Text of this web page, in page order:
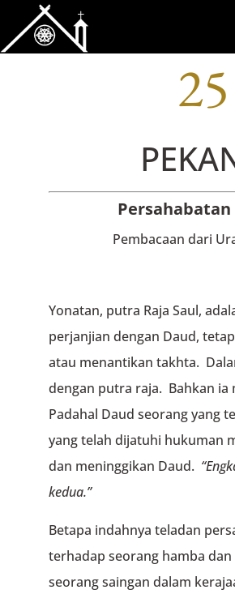
Pembacaan dari
Yonatan, putra Raja Saul,
perjanjian dengan Daud,
atau menantikan takhta.
dengan putra raja. Bahkan ia
Padahal Daud seorang yang
yang telah dijatuhi hukuman
dan meninggikan Daud.
kedua.”
Betapa indahnya teladan
terhadap seorang hamba
seorang saingan dalam